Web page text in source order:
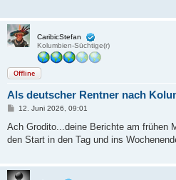
CaribicStefan
Kolumbien-Süchtige(r)
Offline
Als deutscher Rentner nach
B
i
r
12. Juni 2026, 09:01
Ach Grodito...deine Berichte am frühen
den Start in den Tag und ins